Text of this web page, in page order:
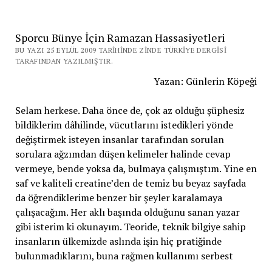
Sporcu Bünye İçin Ramazan Hassasiyetleri
BU YAZI 25 EYLÜL 2009 TARIHINDE ZINDE TÜRKIYE DERGISI
TARAFINDAN YAZILMIŞTIR.
Yazan: Günlerin Köpeği
Selam herkese. Daha önce de, çok az olduğu şüphesiz
bildiklerim dâhilinde, vücutlarını istedikleri yönde
değiştirmek isteyen insanlar tarafından sorulan
sorulara ağzımdan düşen kelimeler halinde cevap
vermeye, bende yoksa da, bulmaya çalışmıştım. Yine en
saf ve kaliteli creatine’den de temiz bu beyaz sayfada
da öğrendiklerime benzer bir şeyler karalamaya
çalışacağım. Her aklı başında olduğunu sanan yazar
gibi isterim ki okunayım. Teoride, teknik bilgiye sahip
insanların ülkemizde aslında işin hiç pratiğinde
bulunmadıklarını, buna rağmen kullanımı serbest